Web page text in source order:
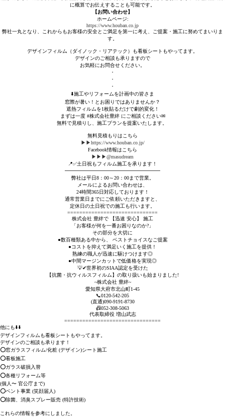
に概算でお伝えすることも可能です。
【お問い合わせ】
ホームページ:
https://www.houban.co.jp
弊社一丸となり、これからもお客様の安全とご満足を第一に考え、ご提案・施工に努めてまいりま
す。
デザインフィルム（ダイノック・リアテック）も看板シートもやってます。
デザインのご相談も承りますので
お気軽にお問合せください。
・
・
・⁡
⬇️施工やリフォームを計画中の皆さま
窓際が暑い！とお困りではありませんか？
遮熱フィルムを1枚貼るだけで劇的変化！
まずは一度 #株式会社豊絆に⁡ご相談ください✉
無料で見積りし、施工プランを提案いたします。 ⁡
無料見積もりはこちら
▶▶https://www.houban.co.jp/
Facebook情報はこちら
▶▶▶@masudream
📍✅土日祝もフィルム施工を承ります！
━━━━━━━━━━━━━━━━━━━
弊社は平日8：00～20：00まで営業。
メールによるお問い合わせは、
24時間365日対応しております！
通常営業日までにご依頼いただきますと、
定休日の土日祝での施工も行います。
==============================
株式会社 豊絆で 【迅速 安心】 施工
「お客様が何を一番お困りなのか?」⁡
⁡その部分を大切に
●数百種類ある中から、 ベストチョイスなご提案
●コストを抑えて満足いく施工を提供！
熟練の職人が迅速に駆けつけます◎
●中間マージンカットで低価格を実現◎
💡✔世界初のSIAA認定を受けた
【抗菌・抗ウィルスフィルム】の取り扱いも始まりました!
~株式会社 豊絆~
愛知県大府市北山町1-45
📞0120-542-205
(直通)090-9191-8730
📠052-308-5063
代表取締役 増山武志
================================
他にも⬇️⬇️
デザインフィルムも看板シートもやってます。
デザインのご相談も承ります！
⭕窓ガラスフィルム/化粧 (デザイン)シート施工
⭕看板施工
⭕ガラス破損入替
⭕各種リフォーム等
(個人〜 官公庁まで)
⭕ベント事業 (笑顔届人)
⭕除菌、消臭スプレー販売 (特許技術)
これらの情報を参考にしました。